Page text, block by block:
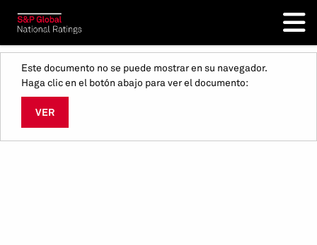
Este documento no se puede mostrar en su navegador.
Haga clic en el botón abajo para ver el documento:
VER